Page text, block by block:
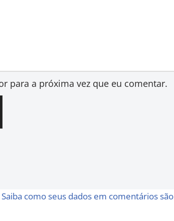
para a próxima vez que eu comentar.
Saiba como seus dados em comentários são